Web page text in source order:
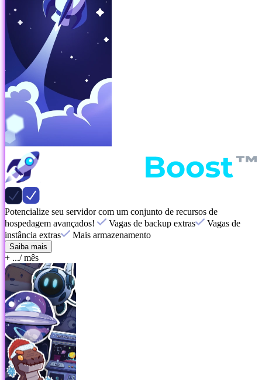
Potencialize seu servidor com um conjunto de recursos de
hospedagem avançados!
Vagas de backup extras
Vagas de
instância extras
Mais armazenamento
Saiba mais
+ .../ mês